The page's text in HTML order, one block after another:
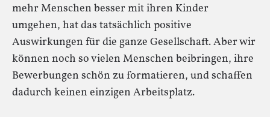
mehr Menschen besser mit ihren Kinder
umgehen, hat das tatsächlich positive
Auswirkungen für die ganze Gesellschaft. Aber wir
können noch so vielen Menschen beibringen, ihre
Bewerbungen schön zu formatieren, und schaffen
dadurch keinen einzigen Arbeitsplatz.